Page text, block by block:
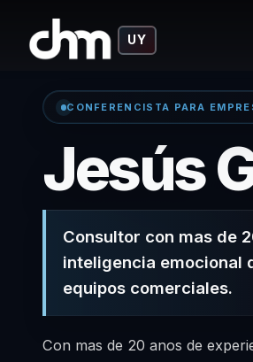
UY
CONFERENCISTA PARA
Jesús
Consultor con mas de
inteligencia emocional
equipos comerciales.
Con mas de 20 anos de